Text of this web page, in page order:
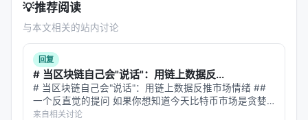
在计算成本
次）
但 Auto-RAG 的
检索"的标注数据）
一个有意思的发现是：模型对"自己不知道什么"的判
断，在训练域内比较准确，但在训练域外（out-of-
💡推荐阅读
与本文相关的站内讨论
回复
# 当区块链自己会"说话"：用链上数据反...
# 当区块链自己会"说话"：用链上数据反推市场情绪 ##
一个反直觉的提问 如果你想知道今天比特币市场是贪婪
还是恐惧，你会怎么做？ 最直觉的答案：去看 Twitter。
来自相关讨论